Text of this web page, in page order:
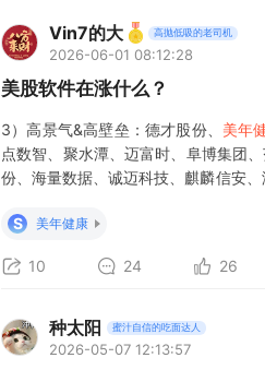
Vin7的大 高抛低吸的老司机
2026-06-01 08:12:28
美股软件在涨什么？
3）高景气&高壁垒：德才股份、 美年
点数智、聚水潭、迈富时、阜博集团
份、海量数据、诚迈科技、麒麟信安
S
美年健康
10 24 26
种太阳 蜜汁自信的吃面达人
2026-05-07 12:13:57